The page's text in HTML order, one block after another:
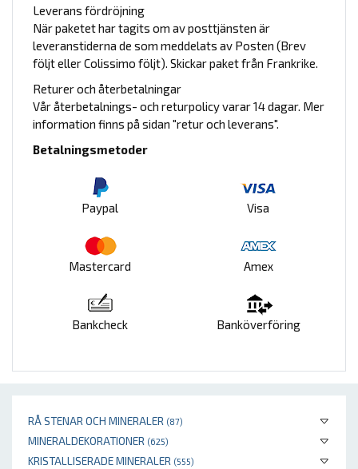
RÅ STENAR OCH MINERALER (87)
MINERALDEKORATIONER (625)
KRISTALLISERADE MINERALER (555)
Leverans fördröjning
När paketet har tagits om av posttjänsten är
leveranstiderna de som meddelats av Posten (Brev
följt eller Colissimo följt). Skickar paket från Frankrike.
Returer och återbetalningar
Vår återbetalnings- och returpolicy varar 14 dagar. Mer
information finns på sidan "retur och leverans".
Betalningsmetoder
Paypal Visa
Mastercard Amex
Bankcheck Banköverföring